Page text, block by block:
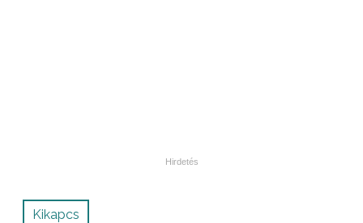
Kikapcs